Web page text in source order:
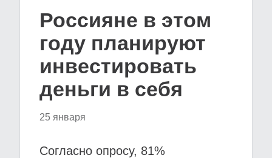
Россияне в этом
году планируют
инвестировать
деньги в себя
25 января
Согласно опросу, 81%